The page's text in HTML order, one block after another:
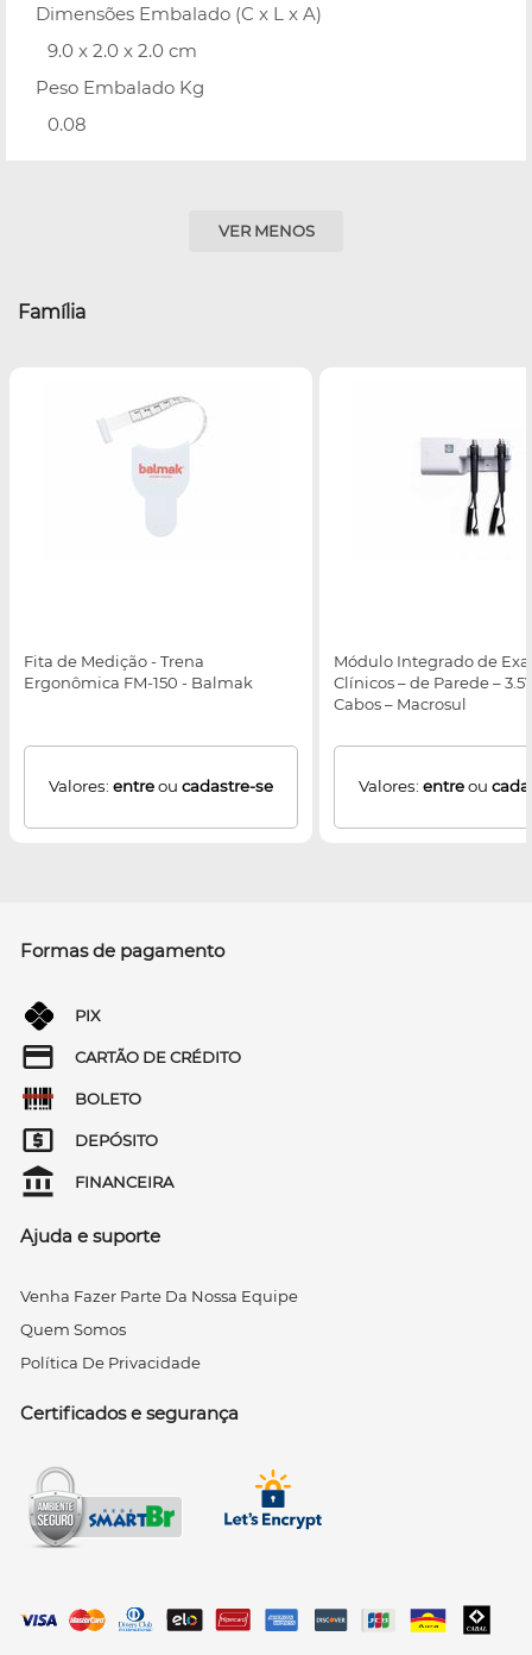
Dimensões Embalado (C x L x A)
9.0 x 2.0 x 2.0 cm
Peso Embalado Kg
0.08
VER MENOS
Família
Fita de Medição - Trena
Ergonômica FM-150 - Balmak
Valores: entreou cadastre-se
Módulo Integrado de
Clínicos – de Parede –
Cabos – Macrosul
Valores: entreou
Formas de pagamento
PIX
CARTÃO DE CRÉDITO
BOLETO
DEPÓSITO
FINANCEIRA
Ajuda e suporte
Venha Fazer Parte Da Nossa Equipe
Quem Somos
Política De Privacidade
Certificados e segurança